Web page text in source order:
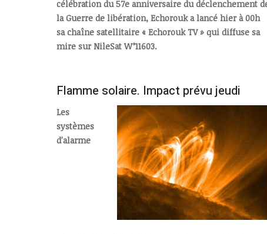
célébration du 57e anniversaire du déclenchement
la Guerre de libération, Echorouk a lancé hier à 00h
sa chaîne satellitaire « Echorouk TV » qui diffuse sa
mire sur NileSat W°11603.
Flamme solaire. Impact prévu jeudi
Les
systèmes
d'alarme